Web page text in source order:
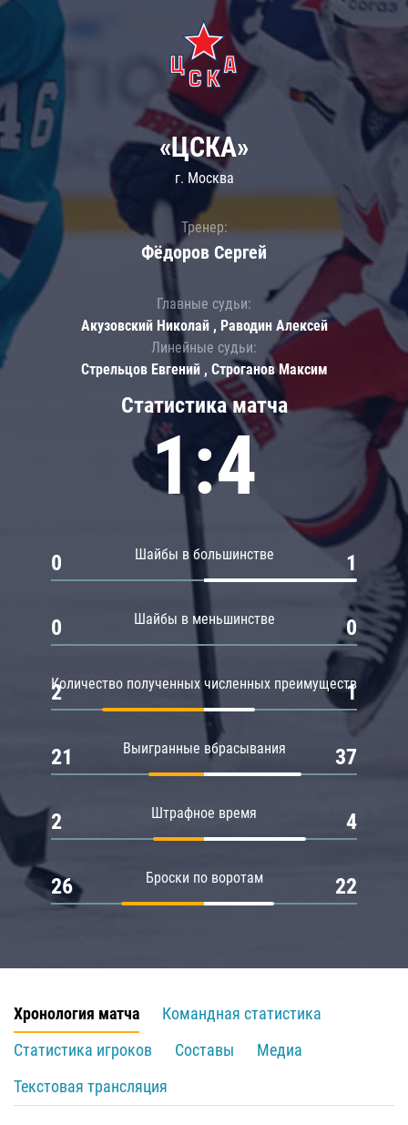
Статистика матча
1:4
Шайбы в большинстве
0 1
Шайбы в меньшинстве
0 0
Количество полученных численных преимуществ
2 1
Выигранные вбрасывания
21 37
Штрафное время
2 4
Броски по воротам
26 22
«ЦСКА»
г. Москва
Тренер:
Фёдоров Сергей
Главные судьи:
Акузовский Николай , Раводин Алексей
Линейные судьи:
Стрельцов Евгений , Строганов Максим
Хронология матча
Командная статистика
Статистика игроков
Составы
Медиа
Текстовая трансляция